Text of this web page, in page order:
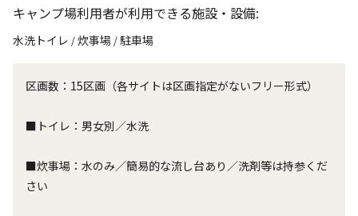
キャンプ場利用者が利用できる施設・設備:
水洗トイレ /炊事場 /駐車場
区画数：15区画（各サイトは区画指定がないフリー形式）
■トイレ：男女別／水洗
■炊事場：水のみ／簡易的な流し台あり／洗剤等は持参くだ
さい